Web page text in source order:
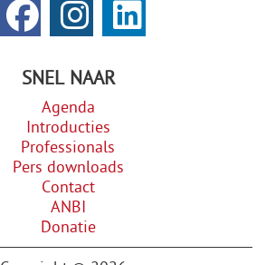
SNEL NAAR
Agenda
Introducties
Professionals
Pers downloads
Contact
ANBI
Donatie